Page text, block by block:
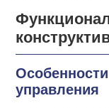
управления